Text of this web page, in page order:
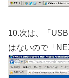
10.次は、「
はないので「